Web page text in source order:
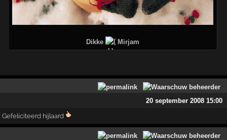
Dikke Mirjam
20 september 2008 15:00
Gefeliciteerd hijlaard